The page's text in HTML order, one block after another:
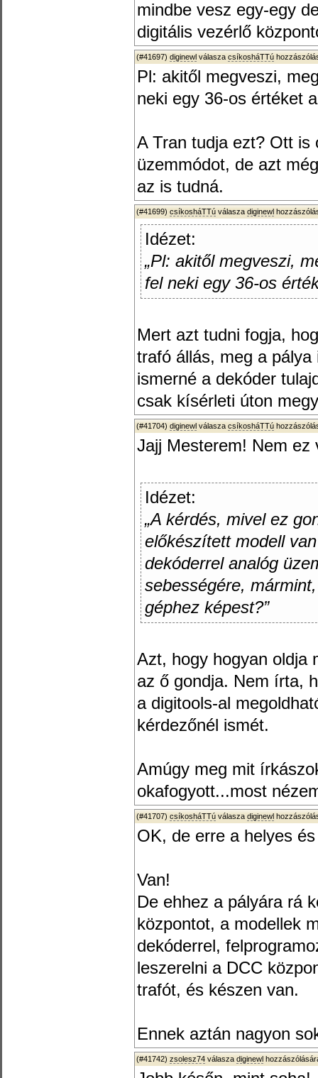
mindbe vesz egy-egy
digitális vezérlő
(#41697) diginewl válasza csíkosháTTú
Pl: akitől megveszi,
neki egy 36-os értéket
A Tran tudja ezt? Ott is
üzemmódot, de azt
az is tudná.
(#41699) csíkosháTTú válasza diginewl
Idézet:
„Pl: akitől megveszi,
fel neki egy 36-os
Mert azt tudni fogja,
trafó állás, meg a
ismerné a dekóder
csak kísérleti úton
(#41704) diginewl válasza csíkosháTTú
Jajj Mesterem! Nem
Idézet:
„A kérdés, mivel ez
előkészített modell
dekóderrel analóg
sebességére,
géphez képest?”
Azt, hogy hogyan oldja
az ő gondja. Nem írta,
a digitools-al
kérdezőnél ismét.
Amúgy meg mit
okafogyott...most
(#41707) csíkosháTTú válasza diginewl
OK, de erre a helyes
Van!
De ehhez a pályára rá
központot, a modellek
dekóderrel,
leszerelni a DCC
trafót, és készen van.
Ennek aztán nagyon
(#41742) zsolesz74 válasza diginewl